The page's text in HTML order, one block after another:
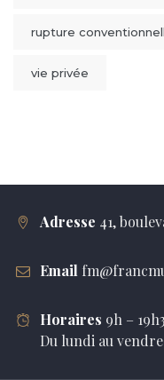
rupture
vie privée
Adresse 41,
Email
Horaires 9h –
Du lundi au